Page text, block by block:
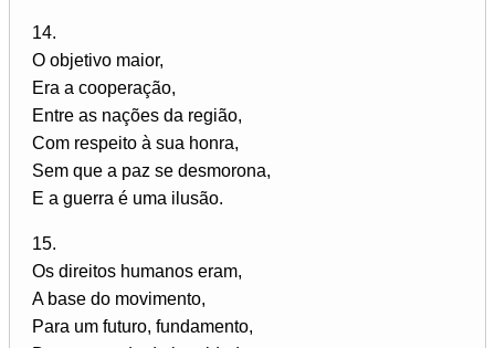
14.
O objetivo maior,
Era a cooperação,
Entre as nações da região,
Com respeito à sua honra,
Sem que a paz se desmorona,
E a guerra é uma ilusão.
15.
Os direitos humanos eram,
A base do movimento,
Para um futuro, fundamento,